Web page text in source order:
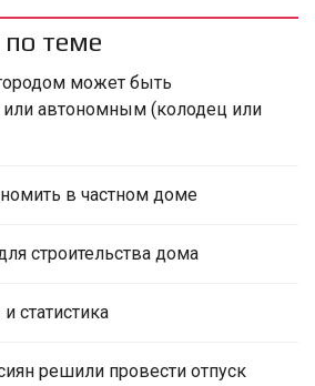
теме
может быть
автономным (колодец или
в частном доме
строительства дома
статистика
решили провести отпуск